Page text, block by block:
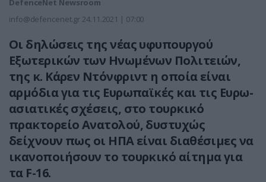
DefenceNet Newsroom
info@defencenet.gr 24.11.2021 | 07:00
Οι δηλώσεις της νέας υφυπουργού
Εξωτερικών των Ηνωμένων Πολιτειών,
της κ. Κάρεν Ντόνφριντ η οποία είναι
αρμόδια για τις Ευρωπαϊκές και τις Ευρω-
ασιατικές σχέσεις, στο τουρκικό
πρακτορείο Ανατολού, δυστυχώς
δείχνουν πως οι ΗΠΑ είναι διαθέσιμες να
ικανοποιήσουν το τουρκικό αίτημα για
τα F-16.